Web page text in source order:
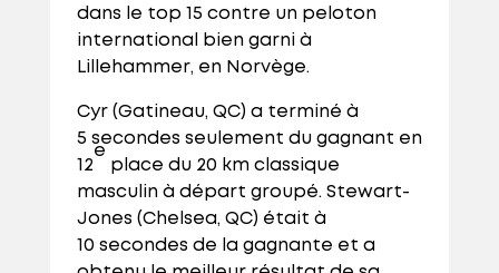
dans le top 15 contre un peloton
international bien garni à
Lillehammer, en Norvège.
Cyr (Gatineau, QC) a terminé à
5 secondes seulement du gagnant en
12
e
place du 20 km classique
masculin à départ groupé. Stewart-
Jones (Chelsea, QC) était à
10 secondes de la gagnante et a